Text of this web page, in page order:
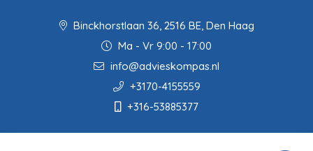
Binckhorstlaan 36, 2516 BE, Den Haag
Ma - Vr 9:00 - 17:00
info@advieskompas.nl
+3170-4155559
+316-53885377